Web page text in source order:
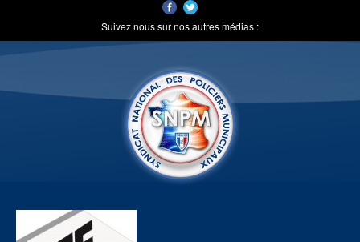
Suivez nous sur nos autres médias :